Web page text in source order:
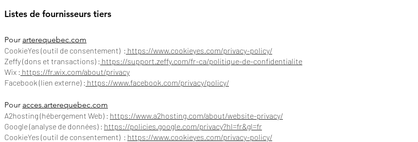
Listes de fournisseurs tiers
Pour arterequebec.com
CookieYes (outil de consentement) : https://www.cookieyes.com/privacy-policy/
Zeffy (dons et transactions) : https://support.zeffy.com/fr-ca/politique-de-confidentialite
Wix : https://fr.wix.com/about/privacy
Facebook (lien externe) : https://www.facebook.com/privacy/policy/
Pour acces.arterequebec.com
A2hosting (hébergement Web) : https://www.a2hosting.com/about/website-privacy/
Google (analyse de données) : https://policies.google.com/privacy?hl=fr&gl=fr
CookieYes (outil de consentement) : https://www.cookieyes.com/privacy-policy/